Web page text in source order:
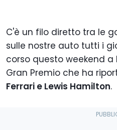
C'è un filo diretto tra le
sulle nostre auto tutti i
corso questo weekend
Gran Premio che ha
Ferrari e Lewis Hamilton.